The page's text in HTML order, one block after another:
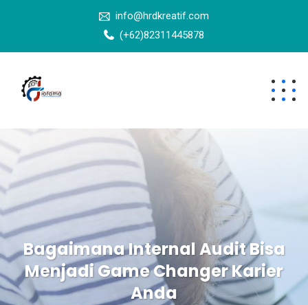
info@hrdkreatif.com
(+62)82311445878
Bagaimana Internal Audit Bisa
Menjadi Game Changer Karier
Anda